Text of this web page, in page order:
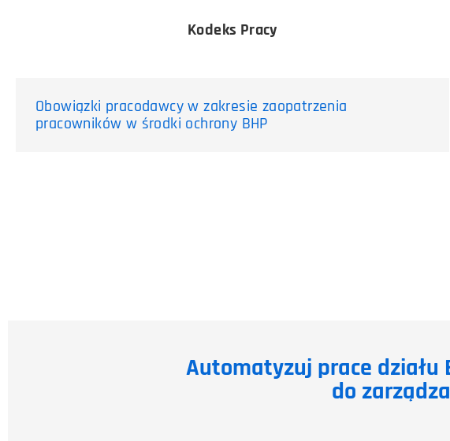
Kodeks Pracy
Obowiązki pracodawcy w zakresie zaopatrzenia
pracowników w środki ochrony BHP
Automatyzuj prace działu
do